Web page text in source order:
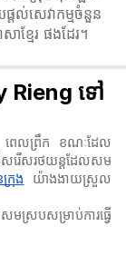
ល់សេវាកម្មចំនួន
ខ្មែរ ផងដែរ។
Rieng ទៅ
ពេលព្រឹក ខណៈដែល
រើសរថយន្តដែលសម
រុង យ៉ាងងាយស្រួល
មស្របសម្រាប់ការធ្វើ